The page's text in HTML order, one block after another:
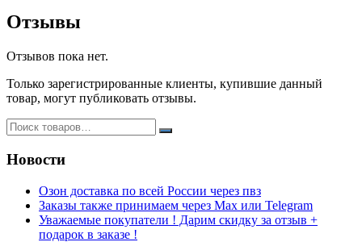
Отзывы
Отзывов пока нет.
Только зарегистрированные клиенты, купившие данный
товар, могут публиковать отзывы.
Новости
Озон доставка по всей России через пвз
Заказы также принимаем через Max или Telegram
Уважаемые покупатели ! Дарим скидку за отзыв +
подарок в заказе !